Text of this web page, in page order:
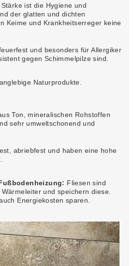
ist die Hygiene und
der glatten und dichten
Keime und Krankheitserreger keine
und besonders für Allergiker
gegen Schimmelpilze sind.
Naturprodukte.
Ton, mineralischen Rohstoffen
sehr umweltschonend und
abriebfest und haben eine hohe
Fliesen sind
und speichern diese.
Energiekosten sparen.